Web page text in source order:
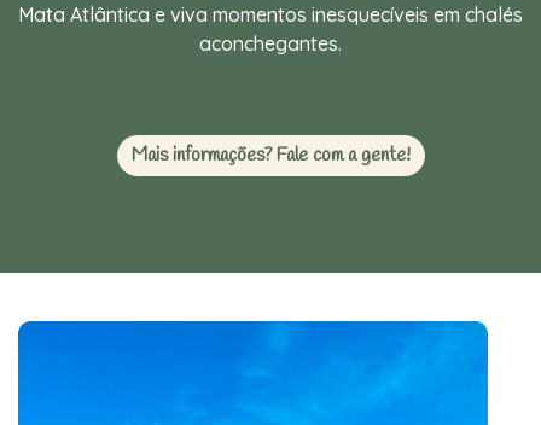
Mata Atlântica e viva momentos inesquecíveis em chalés
aconchegantes.
Mais informações? Fale com a gente!